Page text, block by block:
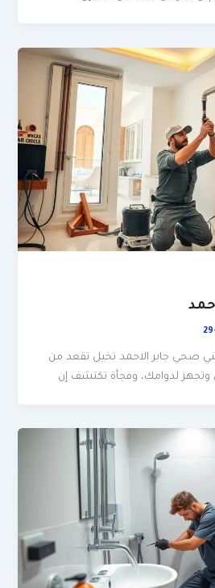
صحي جابر الاحمد تخيل تقعد من
وتجهز لدوامك، وفجأة تكتشف إن